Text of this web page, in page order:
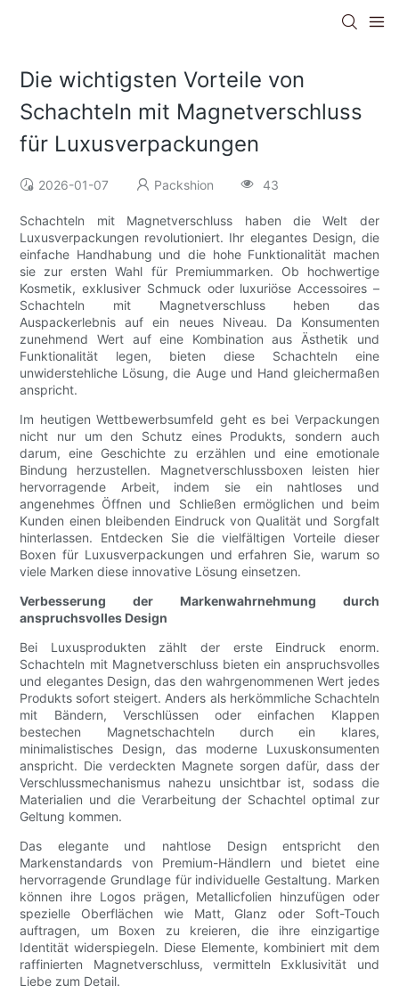
Die wichtigsten Vorteile von
Schachteln mit Magnetverschluss
für Luxusverpackungen
2026-01-07 Packshion 43
Schachteln mit Magnetverschluss haben die Welt der
Luxusverpackungen revolutioniert. Ihr elegantes Design, die
einfache Handhabung und die hohe Funktionalität machen
sie zur ersten Wahl für Premiummarken. Ob hochwertige
Kosmetik, exklusiver Schmuck oder luxuriöse Accessoires –
Schachteln mit Magnetverschluss heben das
Auspackerlebnis auf ein neues Niveau. Da Konsumenten
zunehmend Wert auf eine Kombination aus Ästhetik und
Funktionalität legen, bieten diese Schachteln eine
unwiderstehliche Lösung, die Auge und Hand gleichermaßen
anspricht.
Im heutigen Wettbewerbsumfeld geht es bei Verpackungen
nicht nur um den Schutz eines Produkts, sondern auch
darum, eine Geschichte zu erzählen und eine emotionale
Bindung herzustellen. Magnetverschlussboxen leisten hier
hervorragende Arbeit, indem sie ein nahtloses und
angenehmes Öffnen und Schließen ermöglichen und beim
Kunden einen bleibenden Eindruck von Qualität und Sorgfalt
hinterlassen. Entdecken Sie die vielfältigen Vorteile dieser
Boxen für Luxusverpackungen und erfahren Sie, warum so
viele Marken diese innovative Lösung einsetzen.
Verbesserung der Markenwahrnehmung durch
anspruchsvolles Design
Bei Luxusprodukten zählt der erste Eindruck enorm.
Schachteln mit Magnetverschluss bieten ein anspruchsvolles
und elegantes Design, das den wahrgenommenen Wert jedes
Produkts sofort steigert. Anders als herkömmliche Schachteln
mit Bändern, Verschlüssen oder einfachen Klappen
bestechen Magnetschachteln durch ein klares,
minimalistisches Design, das moderne Luxuskonsumenten
anspricht. Die verdeckten Magnete sorgen dafür, dass der
Verschlussmechanismus nahezu unsichtbar ist, sodass die
Materialien und die Verarbeitung der Schachtel optimal zur
Geltung kommen.
Das elegante und nahtlose Design entspricht den
Markenstandards von Premium-Händlern und bietet eine
hervorragende Grundlage für individuelle Gestaltung. Marken
können ihre Logos prägen, Metallicfolien hinzufügen oder
spezielle Oberflächen wie Matt, Glanz oder Soft-Touch
auftragen, um Boxen zu kreieren, die ihre einzigartige
Identität widerspiegeln. Diese Elemente, kombiniert mit dem
raffinierten Magnetverschluss, vermitteln Exklusivität und
Liebe zum Detail.